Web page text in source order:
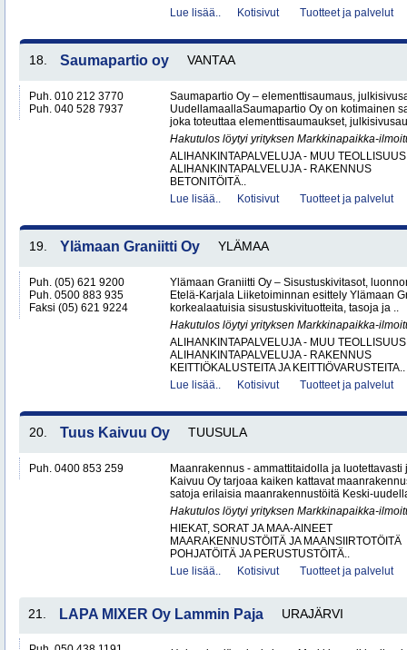
Lue lisää..
Kotisivut Tuotteet ja palvelut
18. Saumapartio oy VANTAA
Puh. 010 212 3770
Puh. 040 528 7937
Saumapartio Oy – elementtisaumaus,
UudellamaallaSaumapartio Oy on kotimainen
joka toteuttaa elementtisaumaukset,
Hakutulos löytyi yrityksen Markkinapaikka-
ALIHANKINTAPALVELUJA - MUU TEOLLISUUS
ALIHANKINTAPALVELUJA - RAKENNUS
BETONITÖITÄ..
Lue lisää..
Kotisivut Tuotteet ja palvelut
19. Ylämaan Graniitti Oy YLÄMAA
Puh. (05) 621 9200
Puh. 0500 883 935
Faksi (05) 621 9224
Ylämaan Graniitti Oy – Sisustuskivitasot,
Etelä-Karjala Liiketoiminnan esittely Ylämaan
korkealaatuisia sisustuskivituotteita, tasoja ja ..
Hakutulos löytyi yrityksen Markkinapaikka-
ALIHANKINTAPALVELUJA - MUU TEOLLISUUS
ALIHANKINTAPALVELUJA - RAKENNUS
KEITTIÖKALUSTEITA JA KEITTIÖVARUSTEITA..
Lue lisää..
Kotisivut Tuotteet ja palvelut
20. Tuus Kaivuu Oy TUUSULA
Puh. 0400 853 259
Maanrakennus - ammattitaidolla ja
Kaivuu Oy tarjoaa kaiken kattavat
satoja erilaisia maanrakennustöitä Keski-
Hakutulos löytyi yrityksen Markkinapaikka-
HIEKAT, SORAT JA MAA-AINEET
MAARAKENNUSTÖITÄ JA MAANSIIRTOTÖITÄ
POHJATÖITÄ JA PERUSTUSTÖITÄ..
Lue lisää..
Kotisivut Tuotteet ja palvelut
21. LAPA MIXER Oy Lammin Paja URAJÄRVI